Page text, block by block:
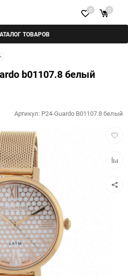
ТОВАРОВ
0 0
b01107.8 белый
Артикул: P24-Guardo B01107.8 белый